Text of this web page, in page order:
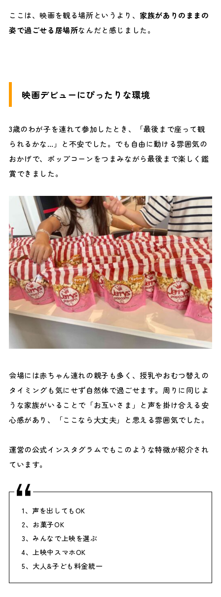
ここは、映画を観る場所というより、 家族がありのままの
姿で過ごせる居場所なんだと感じました。
映画デビューにぴったりな環境
3歳のわが子を連れて参加したとき、「最後まで座って観
られるかな…」と不安でした。でも自由に動ける雰囲気の
おかげで、ポップコーンをつまみながら最後まで楽しく鑑
賞できました。
会場には赤ちゃん連れの親子も多く、授乳やおむつ替えの
タイミングも気にせず自然体で過ごせます。周りに同じよ
うな家族がいることで「お互いさま」と声を掛け合える安
心感があり、「ここなら大丈夫」と思える雰囲気でした。
運営の公式インスタグラムでもこのような特徴が紹介され
ています。
1、声を出してもOK
2、お菓子OK
3、みんなで上映を選ぶ
4、上映中スマホOK
5、大人&子ども料金統一